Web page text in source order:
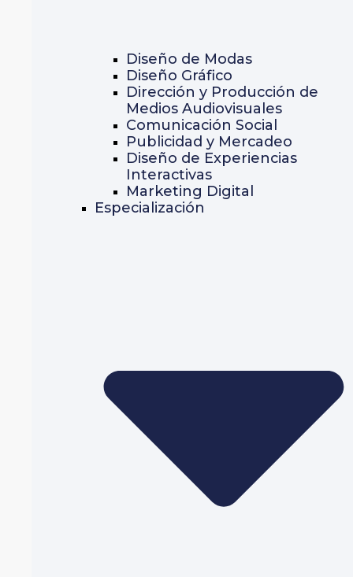
Diseño de Modas
Diseño Gráfico
Dirección y Producción de
Medios Audiovisuales
Comunicación Social
Publicidad y Mercadeo
Diseño de Experiencias
Interactivas
Marketing Digital
Especialización